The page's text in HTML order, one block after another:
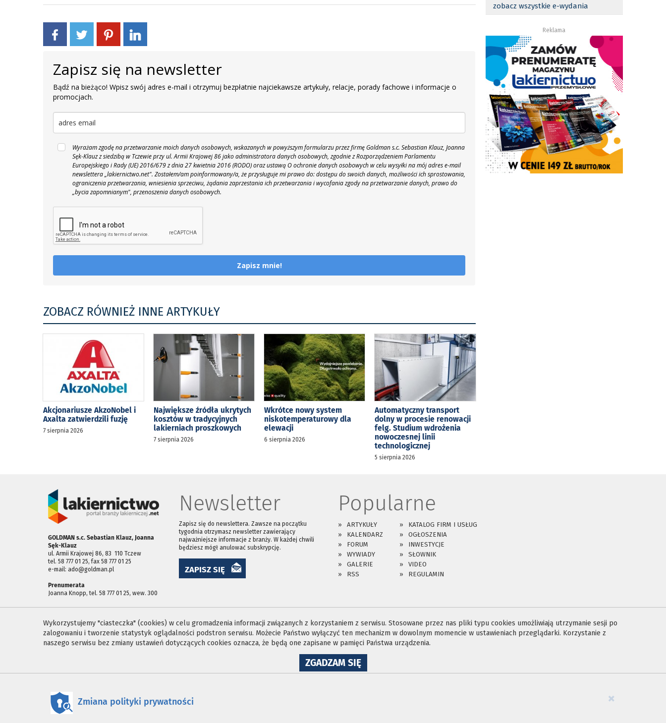
Zapisz się na newsletter
Bądź na bieżąco! Wpisz swój adres e-mail i otrzymuj bezpłatnie najciekawsze artykuły, relacje, porady fachowe i informacje o
promocjach.
Wyrażam zgodę na przetwarzanie moich danych osobowych, wskazanych w powyższym formularzu przez firmę Goldman s.c. Sebastian Klauz, Joanna
Sęk-Klauz z siedzibą w Tczewie przy ul. Armii Krajowej 86 jako administratora danych osobowych, zgodnie z Rozporządzeniem Parlamentu
Europejskiego i Rady (UE) 2016/679 z dnia 27 kwietnia 2016 (RODO) oraz ustawą O ochronie danych osobowych w celu wysyłki na mój adres e-mail
newslettera „lakiernictwo.net". Zostałem/am poinformowany/a, że przysługuje mi prawo do: dostępu do swoich danych, możliwości ich sprostowania,
ograniczenia przetwarzania, wniesienia sprzeciwu, żądania zaprzestania ich przetwarzania i wycofania zgody na przetwarzanie danych, prawo do
„bycia zapomnianym", przenoszenia danych osobowych.
Zapisz mnie!
ZOBACZ RÓWNIEŻ INNE ARTYKUŁY
Akcjonariusze AkzoNobel i
Axalta zatwierdzili fuzję
7 sierpnia 2026
Największe źródła ukrytych
kosztów w tradycyjnych
lakierniach proszkowych
7 sierpnia 2026
Wkrótce nowy system
niskotemperaturowy dla
elewacji
6 sierpnia 2026
Automatyczny transport
dolny w procesie renowacji
felg. Studium wdrożenia
nowoczesnej linii
technologicznej
5 sierpnia 2026
zobacz wszystkie e-wydania
Reklama
GOLDMAN s.c. Sebastian Klauz, Joanna
Sęk-Klauz
ul. Armii Krajowej 86, 83 ­ 110 Tczew
tel. 58 777 01 25, fax 58 777 01 25
e-mail: ado@goldman.pl
Prenumerata
Joanna Knopp, tel. 58 777 01 25, wew. 300
Newsletter
Zapisz się do newslettera. Zawsze na początku
tygodnia otrzymasz newsletter zawierający
najważniejsze informacje z branży. W każdej chwili
będziesz mógł anulować subskrypcję.
ZAPISZ SIĘ
Popularne
ARTYKUŁY
KATALOG FIRM I USŁUG
KALENDARZ
OGŁOSZENIA
FORUM
INWESTYCJE
WYWIADY
SŁOWNIK
GALERIE
VIDEO
RSS
REGULAMIN
Wykorzystujemy "ciasteczka" (cookies) w celu gromadzenia informacji związanych z korzystaniem z serwisu. Stosowane przez nas pliki typu cookies umożliwiają utrzymanie sesji po
zalogowaniu i tworzenie statystyk oglądalności podstron serwisu. Możecie Państwo wyłączyć ten mechanizm w dowolnym momencie w ustawieniach przeglądarki. Korzystanie z
naszego serwisu bez zmiany ustawień dotyczących cookies oznacza, że będą one zapisane w pamięci Państwa urządzenia.
ZGADZAM SIĘNA
WYKORZYSTANIE
×
Zmiana polityki prywatności